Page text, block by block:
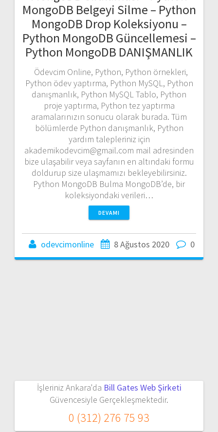
MongoDB Belgeyi Silme – Python
MongoDB Drop Koleksiyonu –
Python MongoDB Güncellemesi –
Python MongoDB DANIŞMANLIK
Ödevcim Online, Python, Python örnekleri,
Python ödev yaptırma, Python MySQL, Python
danışmanlık, Python MySQL Tablo, Python
proje yaptırma, Python tez yaptırma
aramalarınızın sonucu olarak burada. Tüm
bölümlerde Python danışmanlık, Python
yardım talepleriniz için
akademikodevcim@gmail.com mail adresinden
bize ulaşabilir veya sayfanın en altındaki formu
doldurup size ulaşmamızı bekleyebilirsiniz.
Python MongoDB Bulma MongoDB’de, bir
koleksiyondaki verileri…
DEVAMI
odevcimonline 8 Ağustos 2020 0
İşleriniz Ankara'da Bill Gates Web Şirketi
Güvencesiyle Gerçekleşmektedir.
0 (312) 276 75 93